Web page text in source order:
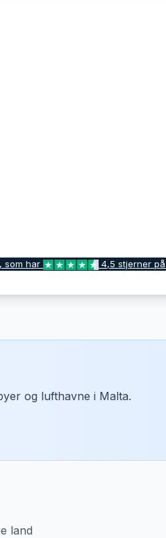
som har 4,5 stjerner
og lufthavne i Malta.
land